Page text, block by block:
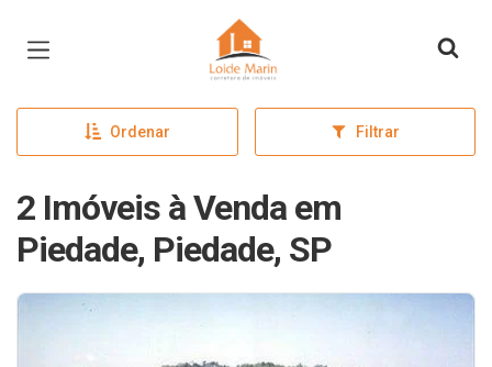
Página inicial
Ordenar Filtrar
2 Imóveis à Venda em
Piedade, Piedade, SP